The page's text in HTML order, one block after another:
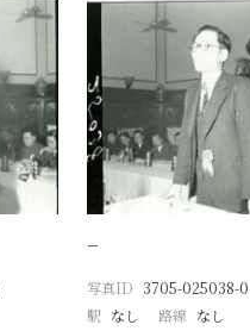
−
写真ID 3705-025038-0
駅 なし 路線 なし